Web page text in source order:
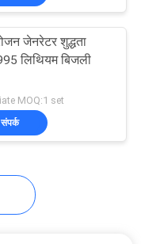
जेनरेटर शुद्धता
लिथियम बिजली
MOQ:1 set
संपर्क